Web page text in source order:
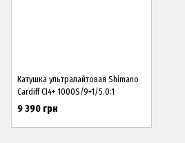
Катушка ультралайтовая Shimano
Cardiff CI4+ 1000S/9+1/5.0:1
9 390 грн